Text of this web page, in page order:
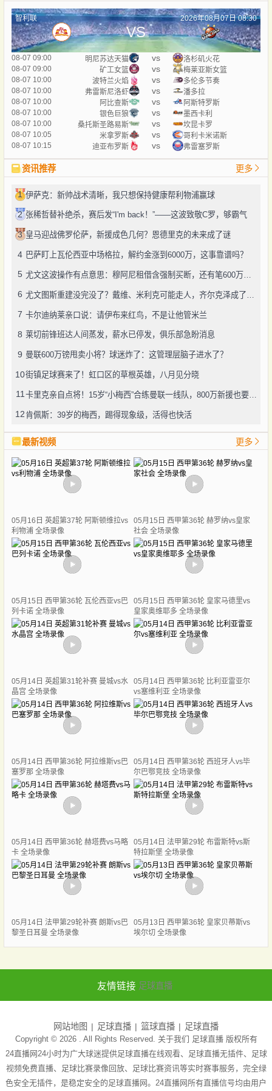
智利联 2026年08月07日 08:30
VS
08-07 09:00 明尼苏达天猫 vs
洛杉矶火花
08-07 09:00
矿工女篮 vs
梅莱亚斯女篮
08-07 10:00
波特兰火焰 vs
多伦多节奏
08-07 10:00
弗雷斯尼洛虾 vs
潘多拉
08-07 10:00
阿比查斯 vs
阿斯特罗斯
08-07 10:00
银色巨狼 vs
墨西卡利
08-07 10:00
桑托斯圣路易斯 vs
坎昆卡罗
08-07 10:05
米拿罗斯 vs
哥利卡米诺斯
08-07 10:15
迪亚布罗斯 vs 弗雷塞罗斯
资讯推荐 更多
1 伊萨克：新帅战术清晰，我只想保持健康帮利物浦赢球
2 张稀哲替补绝杀，赛后发“I'm back！”——这波致敬C罗，够霸气
3 皇马迎战佛罗伦萨，新援成色几何？恩德里克的未来成了谜
4 巴萨盯上瓦伦西亚中场格拉，解约金涨到6000万，这事靠谱吗？
5
6
7 卡尔迪纳莱亲口说：请伊布来红鸟，不是让他管米兰
8 莱切前锋班达人间蒸发，薪水已停发，俱乐部急盼消息
9 曼联600万镑甩卖小将？球迷炸了：这管理层脑子进水了？
10街镇足球赛来了！虹口区的草根英雄，八月见分晓
11 卡里克亲自点将！15岁“小梅西”合练曼联一线队，800万新援也要露脸
12 肯佩斯：39岁的梅西，踢得现象级，活得也快活
最新视频 更多
05月16日 英超第37轮 阿斯顿维拉vs
利物浦 全场录像
05月15日 西甲第36轮 赫罗纳vs皇家
社会 全场录像
05月15日 西甲第36轮 瓦伦西亚vs巴
列卡诺 全场录像
05月15日 西甲第36轮 皇家马德里vs
皇家奥维耶多 全场录像
05月14日 英超第31轮补赛 曼城vs水
晶宫 全场录像
05月14日 西甲第36轮 比利亚雷亚尔
vs塞维利亚 全场录像
05月14日 西甲第36轮 阿拉维斯vs巴
塞罗那 全场录像
05月14日 西甲第36轮 西班牙人vs毕
尔巴鄂竞技 全场录像
05月14日 西甲第36轮 赫塔费vs马略
卡 全场录像
05月14日 法甲第29轮 布雷斯特vs斯
特拉斯堡 全场录像
05月14日 法甲第29轮补赛 朗斯vs巴
黎圣日耳曼 全场录像
05月13日 西甲第36轮 皇家贝蒂斯vs
埃尔切 全场录像
友情链接 足球直播
网站地图 足球直播 篮球直播 足球直播
Copyright © 2026 . All Rights Reserved. 关于我们 足球直播版权所有
24直播网24小时为广大球迷提供足球直播在线观看、足球直播无插件、足球
视频免费直播、足球比赛录像回放、足球比赛资讯等实时赛事服务，完全绿
色安全无插件，是稳定安全的足球直播网。24直播网所有直播信号均由用户